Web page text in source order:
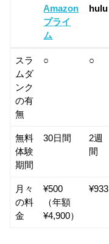
Amazon
プライ
ム
hulu
スラ
ムダ
ンク
の有
無
○ ○
無料
体験
期間
30日間
2週
間
月々
の料
金
¥500
（年額
¥4,900）
¥933